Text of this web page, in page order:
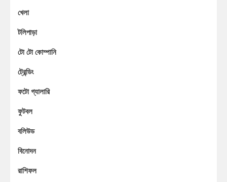
খেলা
টলিপাড়া
টো টো কোম্পানি
ট্রেন্ডিং
ফটো গ্যালারি
ফুটবল
বলিউড
বিনোদন
রাশিফল